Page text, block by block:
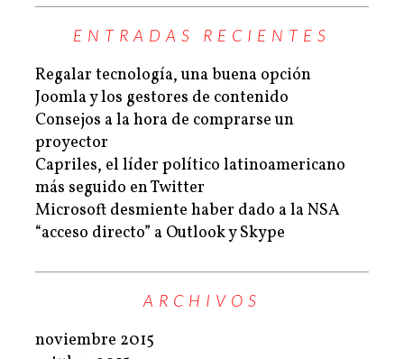
ENTRADAS RECIENTES
Regalar tecnología, una buena opción
Joomla y los gestores de contenido
Consejos a la hora de comprarse un
proyector
Capriles, el líder político latinoamericano
más seguido en Twitter
Microsoft desmiente haber dado a la NSA
“acceso directo” a Outlook y Skype
ARCHIVOS
noviembre 2015